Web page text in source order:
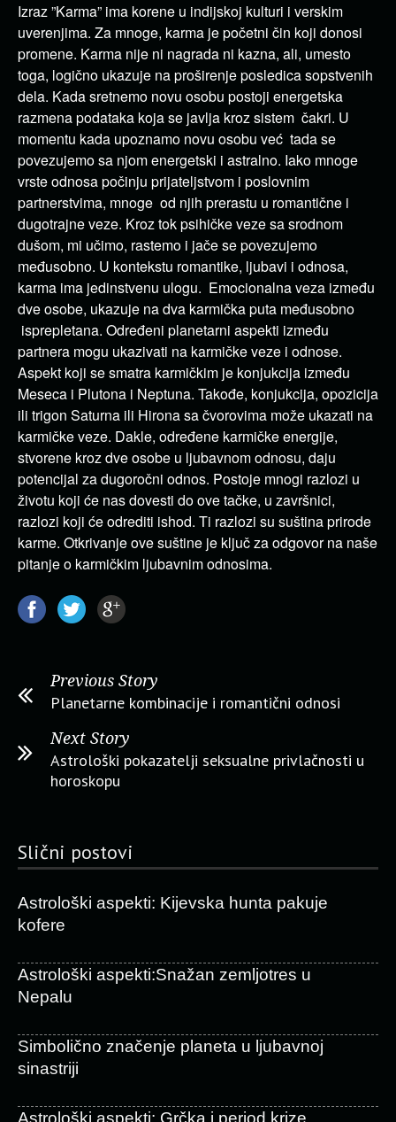
Izraz ”Karma” ima korene u indijskoj kulturi i verskim
uverenjima. Za mnoge, karma je početni čin koji donosi
promene. Karma nije ni nagrada ni kazna, ali, umesto
toga, logično ukazuje na proširenje posledica sopstvenih
dela. Kada sretnemo novu osobu postoji energetska
razmena podataka koja se javlja kroz sistem čakri. U
momentu kada upoznamo novu osobu već tada se
povezujemo sa njom energetski i astralno. Iako mnoge
vrste odnosa počinju prijateljstvom i poslovnim
partnerstvima, mnoge od njih prerastu u romantične i
dugotrajne veze. Kroz tok psihičke veze sa srodnom
dušom, mi učimo, rastemo i jače se povezujemo
međusobno. U kontekstu romantike, ljubavi i odnosa,
karma ima jedinstvenu ulogu. Emocionalna veza između
dve osobe, ukazuje na dva karmička puta međusobno
isprepletana. Određeni planetarni aspekti između
partnera mogu ukazivati na karmičke veze i odnose.
Aspekt koji se smatra karmičkim je konjukcija između
Meseca i Plutona i Neptuna. Takođe, konjukcija, opozicija
ili trigon Saturna ili Hirona sa čvorovima može ukazati na
karmičke veze. Dakle, određene karmičke energije,
stvorene kroz dve osobe u ljubavnom odnosu, daju
potencijal za dugoročni odnos. Postoje mnogi razlozi u
životu koji će nas dovesti do ove tačke, u završnici,
razlozi koji će odrediti ishod. Ti razlozi su suština prirode
karme. Otkrivanje ove suštine je ključ za odgovor na naše
pitanje o karmičkim ljubavnim odnosima.
Previous Story
Planetarne kombinacije i romantični odnosi
Next Story
Astrološki pokazatelji seksualne privlačnosti u
horoskopu
Slični postovi
Astrološki aspekti: Kijevska hunta pakuje
kofere
Astrološki aspekti:Snažan zemljotres u
Nepalu
Simbolično značenje planeta u ljubavnoj
sinastriji
Astrološki aspekti: Grčka i period krize